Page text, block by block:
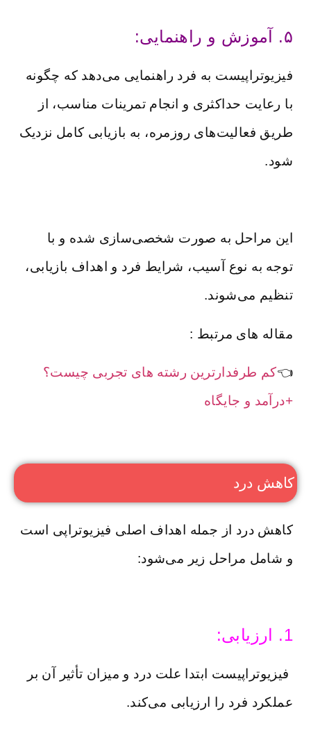
۵. آموزش و راهنمایی:
فیزیوتراپیست به فرد راهنمایی می‌دهد که چگونه
با رعایت حداکثری و انجام تمرینات مناسب، از
طریق فعالیت‌های روزمره، به بازیابی کامل نزدیک
شود.
این مراحل به صورت شخصی‌سازی شده و با
توجه به نوع آسیب، شرایط فرد و اهداف بازیابی،
تنظیم می‌شوند.
مقاله های مرتبط :
👈کم طرفدارترین رشته های تجربی چیست؟
+درآمد و جایگاه
کاهش درد
کاهش درد از جمله اهداف اصلی فیزیوتراپی است
و شامل مراحل زیر می‌شود:
1. ارزیابی:
فیزیوتراپیست ابتدا علت درد و میزان تأثیر آن بر
عملکرد فرد را ارزیابی می‌کند.